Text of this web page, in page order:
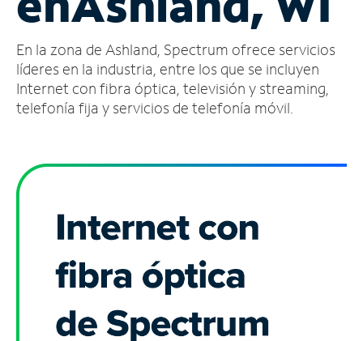
cuenta
Encuentra
una
tienda
En la zona de Ashland, Spectrum ofrece servicios
líderes en la industria, entre los que se incluyen
Internet con fibra óptica, televisión y streaming,
telefonía fija y servicios de telefonía móvil.